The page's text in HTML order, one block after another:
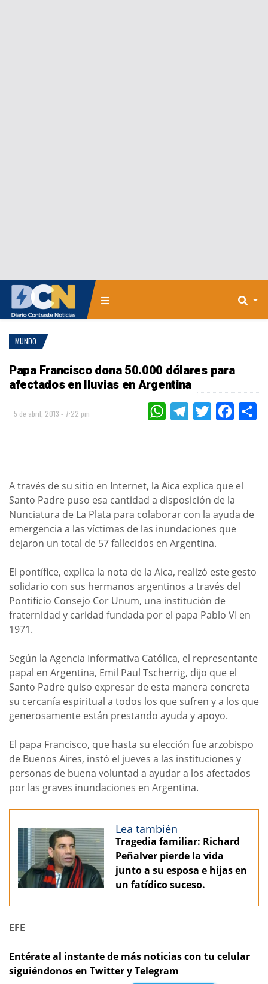
MUNDO
Papa Francisco dona 50.000 dólares para
afectados en lluvias en Argentina
5 de abril, 2013 - 7:22 pm WHATSAPPTELEGRAMTWITTER
A través de su sitio en Internet, la Aica explica que el
Santo Padre puso esa cantidad a disposición de la
Nunciatura de La Plata para colaborar con la ayuda de
emergencia a las víctimas de las inundaciones que
dejaron un total de 57 fallecidos en Argentina.
El pontífice, explica la nota de la Aica, realizó este gesto
solidario con sus hermanos argentinos a través del
Pontificio Consejo Cor Unum, una institución de
fraternidad y caridad fundada por el papa Pablo VI en
1971.
Según la Agencia Informativa Católica, el representante
papal en Argentina, Emil Paul Tscherrig, dijo que el
Santo Padre quiso expresar de esta manera concreta
su cercanía espiritual a todos los que sufren y a los que
generosamente están prestando ayuda y apoyo.
El papa Francisco, que hasta su elección fue arzobispo
de Buenos Aires, instó el jueves a las instituciones y
personas de buena voluntad a ayudar a los afectados
por las graves inundaciones en Argentina.
Lea también
Tragedia familiar: Richard
Peñalver pierde la vida
junto a su esposa e hijas en
un fatídico suceso.
EFE
Entérate al instante de más noticias con tu celular
siguiéndonos en Twitter y Telegram